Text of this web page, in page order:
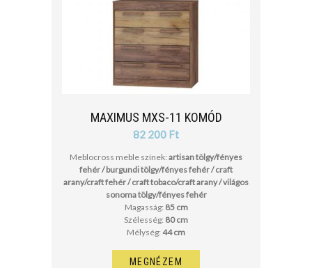
MAXIMUS MXS-11 KOMÓD
82 200 Ft
Meblocross meble színek: artisan tölgy/fényes
fehér / burgundi tölgy/fényes fehér / craft
arany/craft fehér / craft tobaco/craft arany / világos
sonoma tölgy/fényes fehér
Magasság: 85 cm
Szélesség: 80 cm
Mélység: 44 cm
MEGNÉZEM